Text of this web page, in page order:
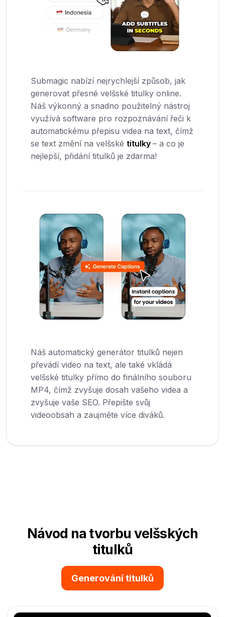
Submagic nabízí nejrychlejší způsob, jak
generovat přesné velšské titulky online.
Náš výkonný a snadno použitelný nástroj
využívá software pro rozpoznávání řeči k
automatickému přepisu videa na text, čímž
se text změní na velšské titulky– a co je
nejlepší, přidání titulků je zdarma!
Náš automatický generátor titulků nejen
převádí video na text, ale také vkládá
velšské titulky přímo do finálního souboru
MP4, čímž zvyšuje dosah vašeho videa a
zvyšuje vaše SEO. Přepište svůj
videoobsah a zaujměte více diváků.
Návod na tvorbu velšských
titulků
Generování titulků